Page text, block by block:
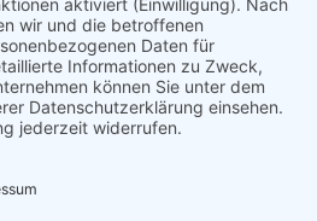
Vorherige 1 .... 74 75 76 .... 95